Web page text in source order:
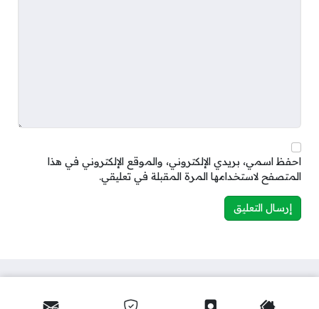
احفظ اسمي، بريدي الإلكتروني، والموقع الإلكتروني في هذا
المتصفح لاستخدامها المرة المقبلة في تعليقي.